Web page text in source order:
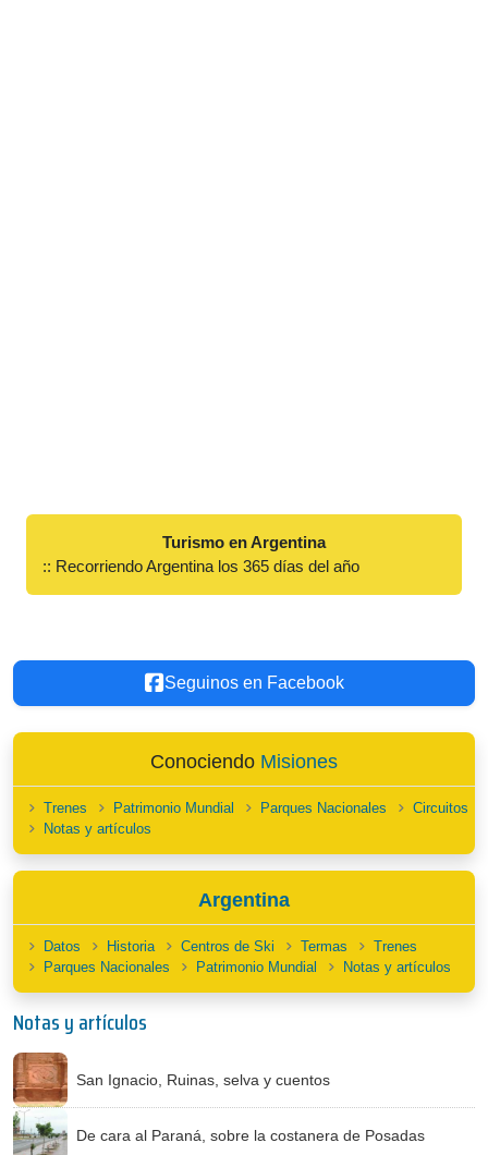
Turismo en Argentina
:: Recorriendo Argentina los 365 días del año
Seguinos en Facebook
Conociendo Misiones
Trenes Patrimonio Mundial Parques Nacionales
Circuitos
Notas y artículos
Argentina
Datos Historia Centros de Ski Termas
Trenes
Parques Nacionales
Patrimonio Mundial Notas y artículos
Notas y artículos
San Ignacio, Ruinas, selva y cuentos
De cara al Paraná, sobre la costanera de Posadas